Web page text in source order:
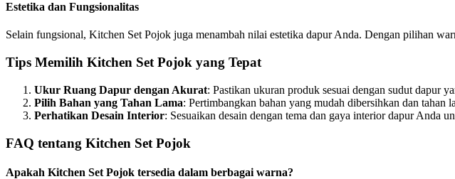
Estetika dan Fungsionalitas
Selain fungsional, Kitchen Set Pojok juga menambah nilai estetika dapur Anda. Dengan pilihan
Tips Memilih Kitchen Set Pojok yang Tepat
Ukur Ruang Dapur dengan Akurat: Pastikan ukuran produk sesuai dengan sudut dapur
Pilih Bahan yang Tahan Lama: Pertimbangkan bahan yang mudah dibersihkan dan tahan
Perhatikan Desain Interior: Sesuaikan desain dengan tema dan gaya interior dapur Anda
FAQ tentang Kitchen Set Pojok
Apakah Kitchen Set Pojok tersedia dalam berbagai warna?